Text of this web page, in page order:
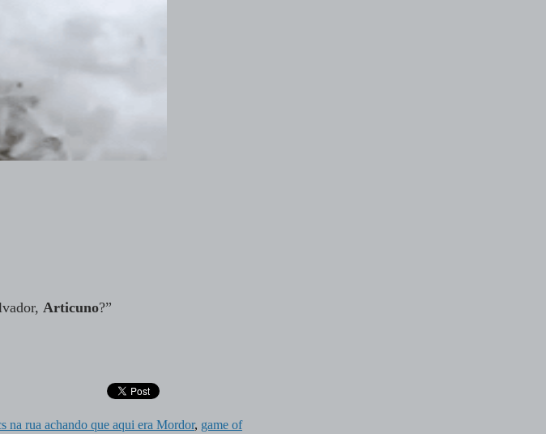
Articuno?”
na rua achando que aqui era Mordor, game of